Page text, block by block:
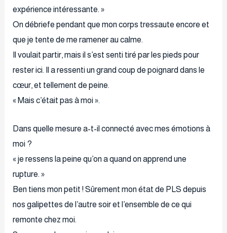
expérience intéressante. »
On débriefe pendant que mon corps tressaute encore et
que je tente de me ramener au calme.
Il voulait partir, mais il s’est senti tiré par les pieds pour
rester ici. Il a ressenti un grand coup de poignard dans le
cœur, et tellement de peine.
« Mais c’était pas à moi ».
Dans quelle mesure a-t-il connecté avec mes émotions à
moi ?
« je ressens la peine qu’on a quand on apprend une
rupture. »
Ben tiens mon petit ! Sûrement mon état de PLS depuis
nos galipettes de l’autre soir et l’ensemble de ce qui
remonte chez moi.